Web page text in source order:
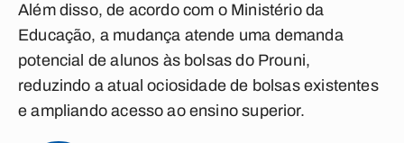
Além disso, de acordo com o Ministério da
Educação, a mudança atende uma demanda
potencial de alunos às bolsas do Prouni,
reduzindo a atual ociosidade de bolsas existentes
e ampliando acesso ao ensino superior.